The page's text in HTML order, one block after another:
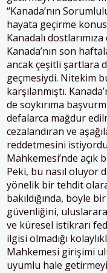
“Kanada’nın
hayata geçirme
Kanadalı
Kanada’nın son
ancak çeşitli şartlara
geçmesiydi. Nitekim
karşılanmıştı.
de soykırıma
defalarca mağdur
cezalandıran ve
reddetmesini
Mahkemesi’nde açık
Peki, bu nasıl oluyor
yönelik bir tehdit
bakıldığında, böyle
güvenliğini,
ve küresel istikrarı
ilgisi olmadığı
Mahkemesi girişimi
uyumlu hale